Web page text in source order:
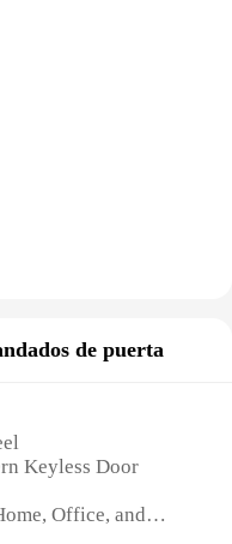
de puerta
Keyless Door
Office, and